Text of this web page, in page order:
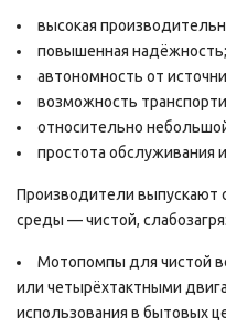
высокая
повышенная
автономность от
возможность
относительно
простота обслуживания
Производители выпускают
среды — чистой,
Мотопомпы для чистой
или четырёхтактными
использования в бытовых